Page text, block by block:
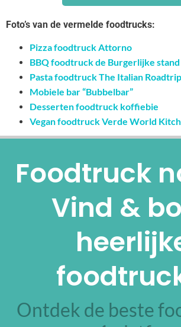
Foto’s van de vermelde foodtrucks:
Pizza foodtruck Attorno
BBQ foodtruck de Burgerlijke stand
Pasta foodtruck The Italian Roadtrip
Mobiele bar “Bubbelbar”
Desserten foodtruck koffiebie
Vegan foodtruck Verde World
Foodtruck
Vind &
Ontdek de beste